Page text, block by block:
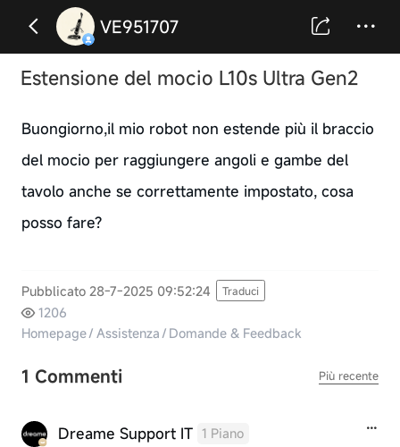
VE951707
Estensione del mocio L10s Ultra Gen2
Buongiorno,il mio robot non estende più il braccio
del mocio per raggiungere angoli e gambe del
tavolo anche se correttamente impostato, cosa
posso fare?
Pubblicato 28-7-2025 09:52:24 Traduci
1206
Homepage/ Assistenza/ Domande & Feedback
1 Commenti Più recente
Dreame Support IT 1 Piano